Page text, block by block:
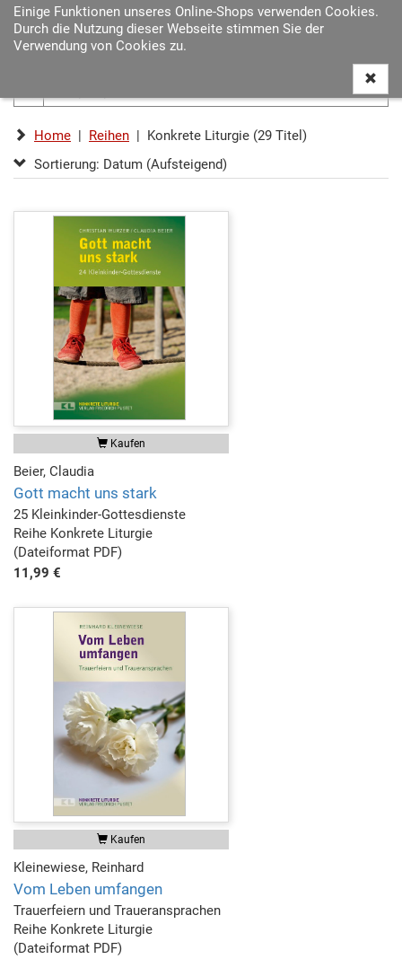
Einige Funktionen unseres Online-Shops verwenden Cookies.
Durch die Nutzung dieser Webseite stimmen Sie der
Verwendung von Cookies zu.
Home | Reihen | Konkrete Liturgie (29 Titel)
Sortierung: Datum (Aufsteigend)
Kaufen
Beier, Claudia
Gott macht uns stark
25 Kleinkinder-Gottesdienste
Reihe Konkrete Liturgie
(Dateiformat PDF)
11,99 €
Kaufen
Kleinewiese, Reinhard
Vom Leben umfangen
Trauerfeiern und Traueransprachen
Reihe Konkrete Liturgie
(Dateiformat PDF)